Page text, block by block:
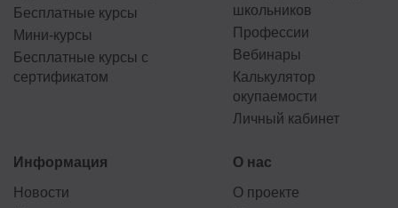
Бесплатные курсы
Мини-курсы
Бесплатные курсы с
сертификатом
школьников
Профессии
Вебинары
Калькулятор
окупаемости
Личный кабинет
Информация
Новости
О нас
О проекте